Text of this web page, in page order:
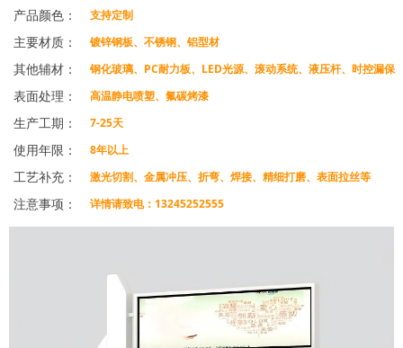
产品颜色： 支持定制
主要材质： 镀锌钢板、不锈钢、铝型材
其他辅材：
钢化玻璃、PC耐力板、LED光源、滚动系统、液压杆、时控漏保
等
表面处理： 高温静电喷塑、氟碳烤漆
生产工期： 7-25天
使用年限： 8年以上
工艺补充： 激光切割、金属冲压、折弯、焊接、精细打磨、表面拉丝等
注意事项： 详情请致电：13245252555